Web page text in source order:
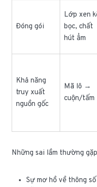
Đóng gói
Lớp xen
bọc, chất
hút ẩm
Khả năng
truy xuất
nguồn gốc
Mã lô →
cuộn/tấm
Những sai lầm thường
Sự mơ hồ về thông